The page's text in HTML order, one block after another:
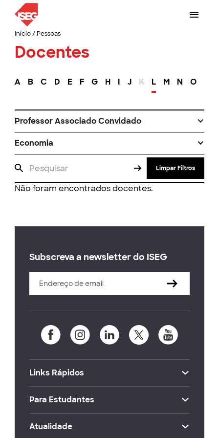
Início/ Pessoas
Docentes
A B C D E F G H I J K L M N O
Professor Associado Convidado
Economia
Limpar Filtros
Não foram encontrados docentes.
Subscreva a newsletter do ISEG
Links Rápidos
Para Estudantes
Atualidade